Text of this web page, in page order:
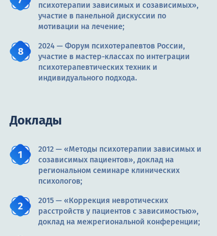
психотерапии зависимых и созависимых»,
участие в панельной дискуссии по
мотивации на лечение;
2024 — Форум психотерапевтов России,
участие в мастер-классах по интеграции
психотерапевтических техник и
индивидуального подхода.
Доклады
2012 — «Методы психотерапии зависимых и
созависимых пациентов», доклад на
региональном семинаре клинических
психологов;
2015 — «Коррекция невротических
расстройств у пациентов с зависимостью»,
доклад на межрегиональной конференции;